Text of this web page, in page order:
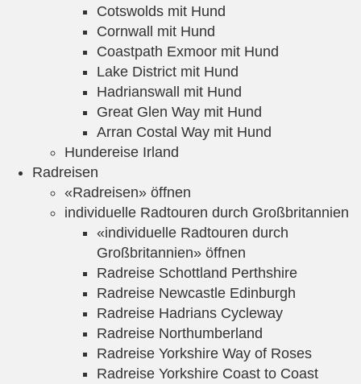
Cotswolds mit Hund
Cornwall mit Hund
Coastpath Exmoor mit Hund
Lake District mit Hund
Hadrianswall mit Hund
Great Glen Way mit Hund
Arran Costal Way mit Hund
Hundereise Irland
Radreisen
«Radreisen» öffnen
individuelle Radtouren durch Großbritannien
«individuelle Radtouren durch
Großbritannien» öffnen
Radreise Schottland Perthshire
Radreise Newcastle Edinburgh
Radreise Hadrians Cycleway
Radreise Northumberland
Radreise Yorkshire Way of Roses
Radreise Yorkshire Coast to Coast